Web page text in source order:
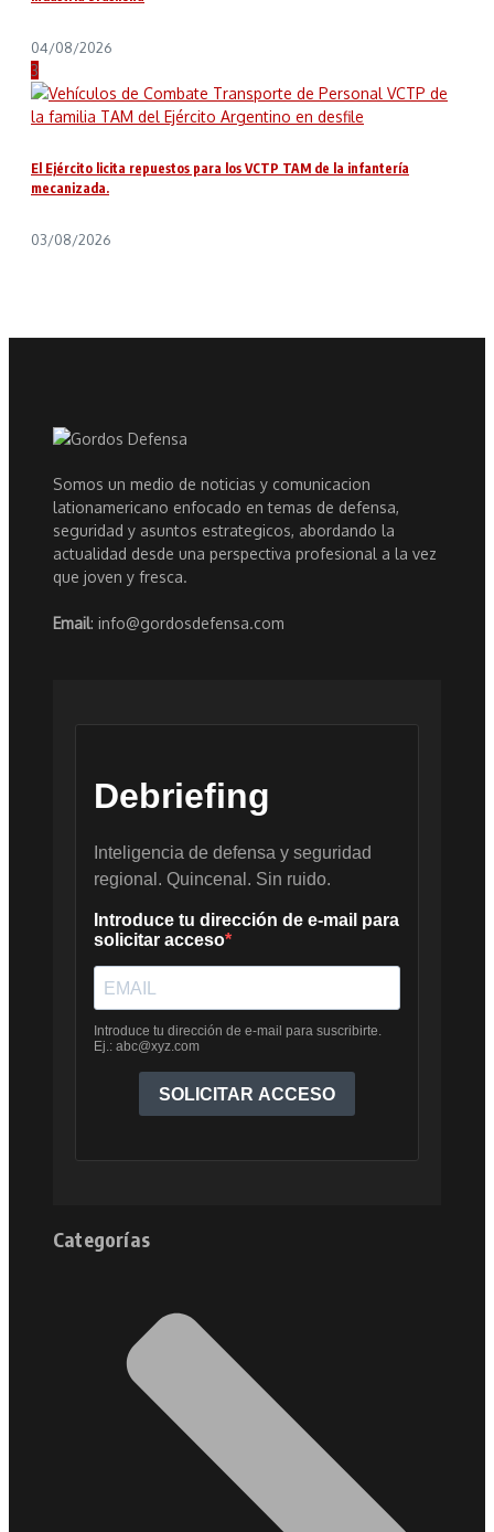
04/08/2026
3
El Ejército licita repuestos para los VCTP TAM de la infantería
mecanizada.
03/08/2026
Somos un medio de noticias y comunicacion
lationamericano enfocado en temas de defensa,
seguridad y asuntos estrategicos, abordando la
actualidad desde una perspectiva profesional a la vez
que joven y fresca.
Email: info@gordosdefensa.com
Categorías